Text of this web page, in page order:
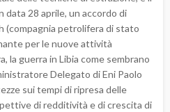
data 28 aprile, un accordo di
(compagnia petrolifera di stato
per le nuove attività
guerra in Libia come sembrano
Delegato di Eni Paolo
sui tempi di ripresa delle
di redditività e di crescita di